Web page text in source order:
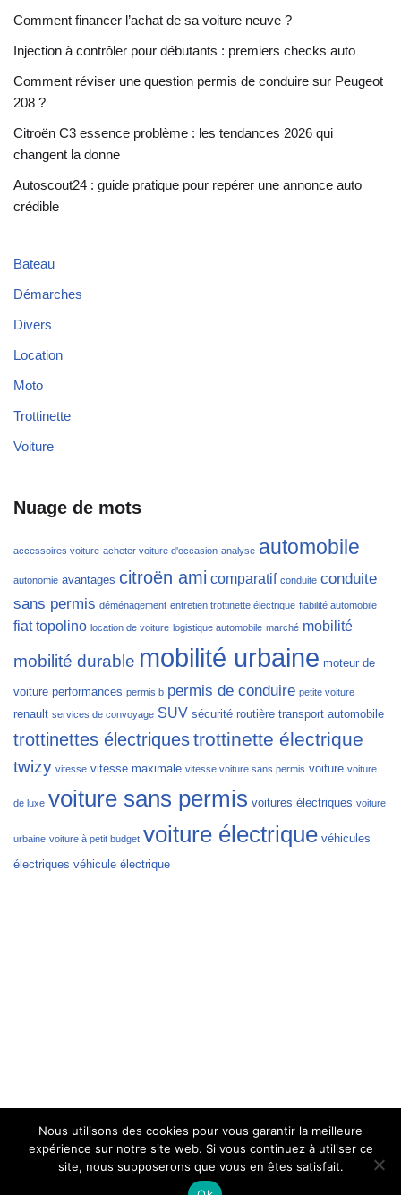
Comment financer l’achat de sa voiture neuve ?
Injection à contrôler pour débutants : premiers checks auto
Comment réviser une question permis de conduire sur Peugeot
208 ?
Citroën C3 essence problème : les tendances 2026 qui
changent la donne
Autoscout24 : guide pratique pour repérer une annonce auto
crédible
Bateau
Démarches
Divers
Location
Moto
Trottinette
Voiture
Nuage de mots
accessoires voiture acheter voiture d'occasion analyse automobile
autonomie avantages citroën ami comparatif conduite conduite
sans permis déménagement entretien trottinette électrique fiabilité automobile
fiat topolino location de voiture logistique automobile marché mobilité
mobilité durable mobilité urbaine moteur de
voiture performances permis b permis de conduire petite voiture
renault services de convoyage SUV sécurité routière transport automobile
trottinettes électriquestrottinette électrique
twizy vitesse vitesse maximale vitesse voiture sans permis voiture voiture
de luxe voiture sans permis voitures électriques voiture
urbaine voiture à petit budget voiture électrique véhicules
électriques véhicule électrique
Nous utilisons des cookies pour vous garantir la meilleure
expérience sur notre site web. Si vous continuez à utiliser ce
site, nous supposerons que vous en êtes satisfait.